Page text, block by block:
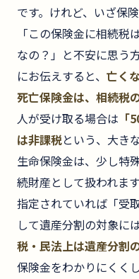
です。けれど、いざ保
「この保険金に相続
なの？」と不安に思う
にお伝えすると、 亡く
死亡保険金は、相続税
人が受け取る場合は
は非課税という、大き
生命保険金は、少し特
続財産として扱われま
指定されていれば「受
して遺産分割の対象に
税・民法上は遺産分割
保険金をわかりにくく